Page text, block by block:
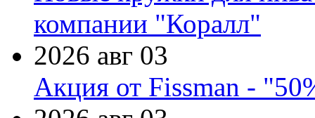
компании "Коралл"
2026 авг 03
Акция от Fissman -